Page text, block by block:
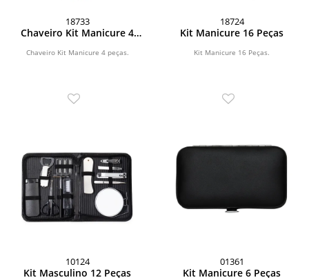
18733
Chaveiro Kit Manicure 4
Chaveiro Kit Manicure 4 peças.
18724
Kit Manicure 16 Peças
Kit Manicure 16 Peças.
10124
Kit Masculino 12 Peças
01361
Kit Manicure 6 Peças